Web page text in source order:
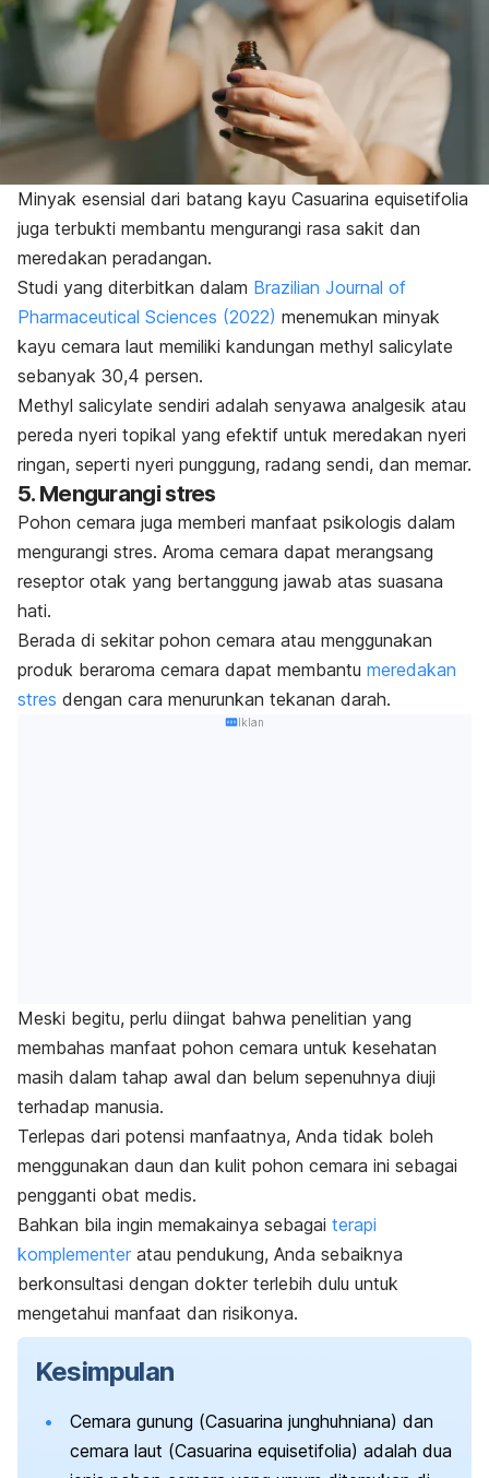
Minyak esensial dari batang kayu Casuarina equisetifolia
juga terbukti membantu mengurangi rasa sakit dan
meredakan peradangan.
Studi yang diterbitkan dalam Brazilian Journal of
Pharmaceutical Sciences (2022) menemukan minyak
kayu cemara laut memiliki kandungan methyl salicylate
sebanyak 30,4 persen.
Methyl salicylate sendiri adalah senyawa analgesik atau
pereda nyeri topikal yang efektif untuk meredakan nyeri
ringan, seperti nyeri punggung, radang sendi, dan memar.
5. Mengurangi stres
Pohon cemara juga memberi manfaat psikologis dalam
mengurangi stres. Aroma cemara dapat merangsang
reseptor otak yang bertanggung jawab atas suasana
hati.
Berada di sekitar pohon cemara atau menggunakan
produk beraroma cemara dapat membantu meredakan
stres dengan cara menurunkan tekanan darah.
Iklan
Meski begitu, perlu diingat bahwa penelitian yang
membahas manfaat pohon cemara untuk kesehatan
masih dalam tahap awal dan belum sepenuhnya diuji
terhadap manusia.
Terlepas dari potensi manfaatnya, Anda tidak boleh
menggunakan daun dan kulit pohon cemara ini sebagai
pengganti obat medis.
Bahkan bila ingin memakainya sebagai terapi
komplementer atau pendukung, Anda sebaiknya
berkonsultasi dengan dokter terlebih dulu untuk
mengetahui manfaat dan risikonya.
Kesimpulan
Cemara gunung (Casuarina junghuhniana) dan
cemara laut (Casuarina equisetifolia) adalah dua